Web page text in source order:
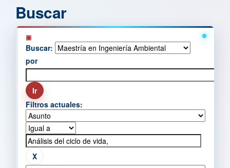
Buscar
Buscar:
por
Filtros actuales: